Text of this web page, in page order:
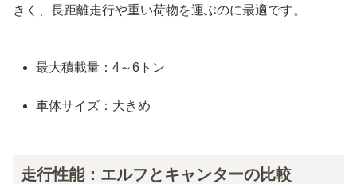
きく、長距離走行や重い荷物を運ぶのに最適です。
最大積載量：4～6トン
車体サイズ：大きめ
走行性能：エルフとキャンターの比較